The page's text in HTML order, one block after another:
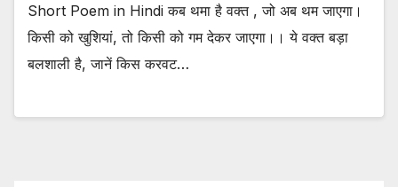
Short Poem in Hindi कब थमा है वक्त , जो अब थम जाएगा।
किसी को खुशियां, तो किसी को गम देकर जाएगा।। ये वक्त बड़ा
बलशाली है, जानें किस करवट…